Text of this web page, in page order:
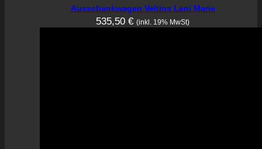
Ausschankwagen Veltins Leni Marie
535,50 € (inkl. 19% MwSt)